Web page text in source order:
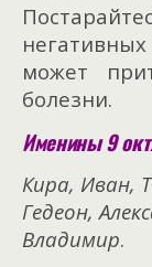
может
болезни.
Именины 9
Кира, Иван,
Гедеон,
Владимир.